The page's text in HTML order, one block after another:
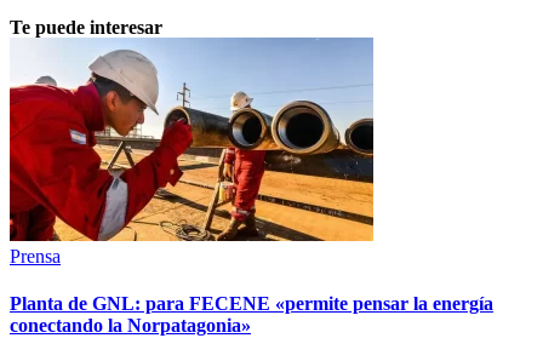
Te puede interesar
Prensa
Planta de GNL: para FECENE «permite pensar la energía
conectando la Norpatagonia»